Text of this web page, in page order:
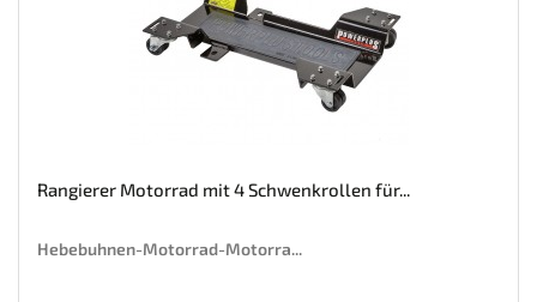
Rangierer Motorrad mit 4 Schwenkrollen für...
Hebebuhnen-Motorrad-Motorra...